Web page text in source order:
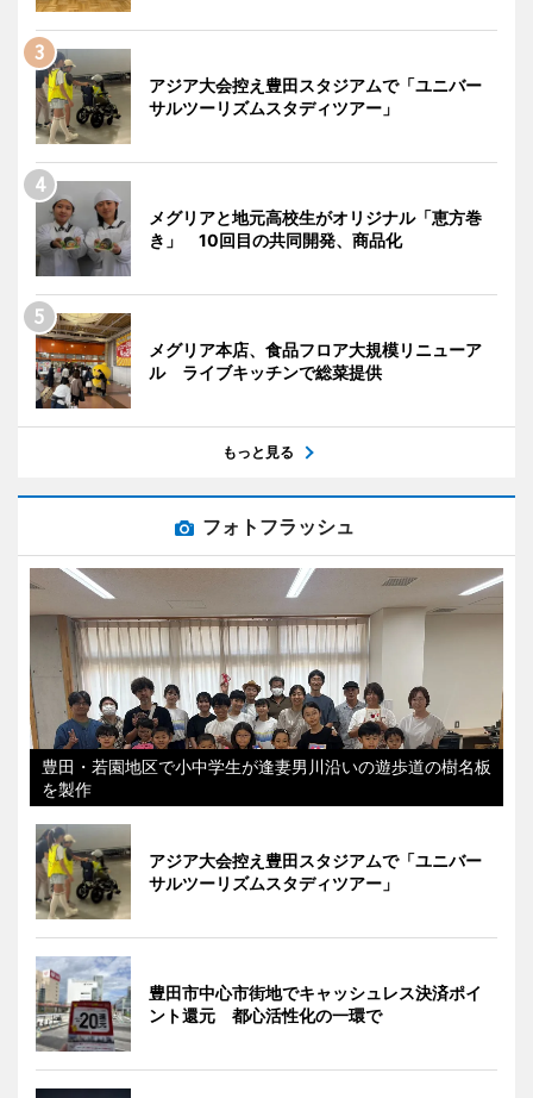
アジア大会控え豊田スタジアムで「ユニバー
サルツーリズムスタディツアー」
メグリアと地元高校生がオリジナル「恵方巻
き」 10回目の共同開発、商品化
メグリア本店、食品フロア大規模リニューア
ル ライブキッチンで総菜提供
もっと見る
フォトフラッシュ
豊田・若園地区で小中学生が逢妻男川沿いの遊歩道の樹名板
を製作
アジア大会控え豊田スタジアムで「ユニバー
サルツーリズムスタディツアー」
豊田市中心市街地でキャッシュレス決済ポイ
ント還元 都心活性化の一環で